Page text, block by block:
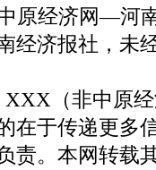
原经济网—河
经济报社，未
XXX（非中原
在于传递更多
责。本网转载